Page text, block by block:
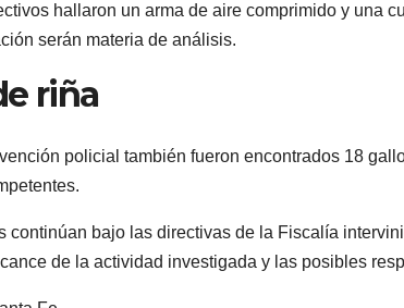
hallaron un arma de aire comprimido y una
serán materia de análisis.
riña
policial también fueron encontrados 18
continúan bajo las directivas de la Fiscalía
de la actividad investigada y las posibles